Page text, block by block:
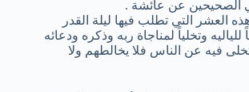
الصحيحين عن عائشة .
العشر التي تطلب فيها ليلة القدر
وتخلياً لمناجاة ربه وذكره ودعائه
فيه عن الناس فلا يخالطهم ولا